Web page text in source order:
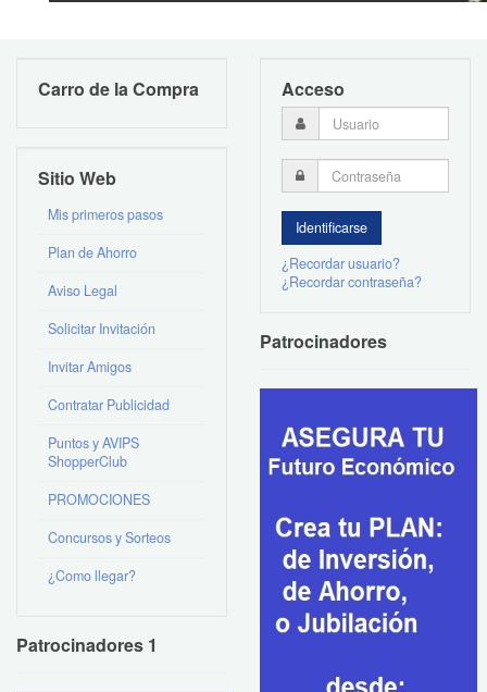
Carro de la Compra
Sitio Web
Mis primeros pasos
Plan de Ahorro
Aviso Legal
Solicitar Invitación
Invitar Amigos
Contratar Publicidad
Puntos y AVIPS
ShopperClub
PROMOCIONES
Concursos y Sorteos
¿Como llegar?
Patrocinadores 1
Acceso
¿Recordar usuario?
¿Recordar contraseña?
Patrocinadores